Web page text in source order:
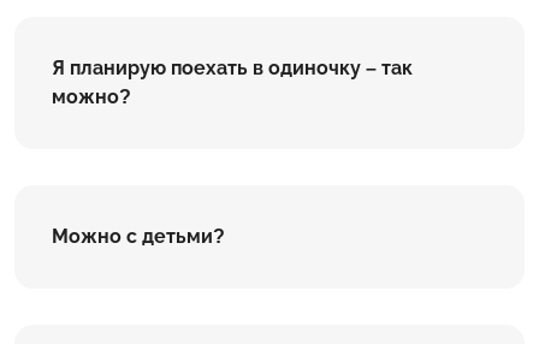
Я планирую поехать в одиночку – так
можно?
Можно с детьми?